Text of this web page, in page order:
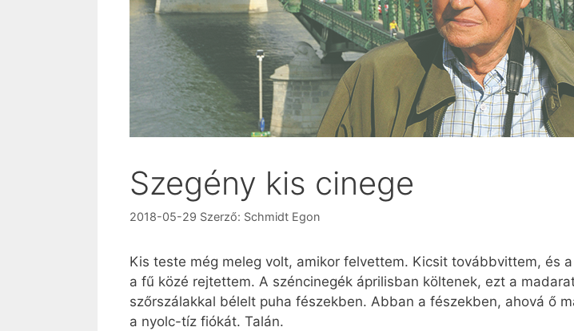
Szegény kis cinege
2018-05-29 Szerző: Schmidt Egon
Kis teste még meleg volt, amikor felvettem. Kicsit továbbvittem, és
a fű közé rejtettem. A széncinegék áprilisban költenek, ezt a
szőrszálakkal bélelt puha fészekben. Abban a fészekben, ahová ő
a nyolc-tíz fiókát. Talán.